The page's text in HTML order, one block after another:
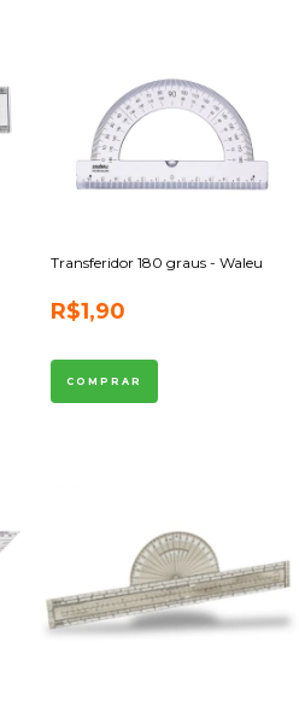
Transferidor 180 graus - Waleu
R$1,90